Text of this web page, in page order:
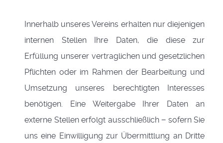
Innerhalb unseres Vereins erhalten nur diejenigen
internen Stellen Ihre Daten, die diese zur
Erfüllung unserer vertraglichen und gesetzlichen
Pflichten oder im Rahmen der Bearbeitung und
Umsetzung unseres berechtigten Interesses
benötigen. Eine Weitergabe Ihrer Daten an
externe Stellen erfolgt ausschließlich − sofern Sie
uns eine Einwilligung zur Übermittlung an Dritte